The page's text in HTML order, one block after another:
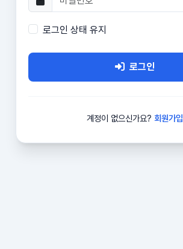
로그인 상태 유지
로그인
계정이 없으신가요? 회원가입